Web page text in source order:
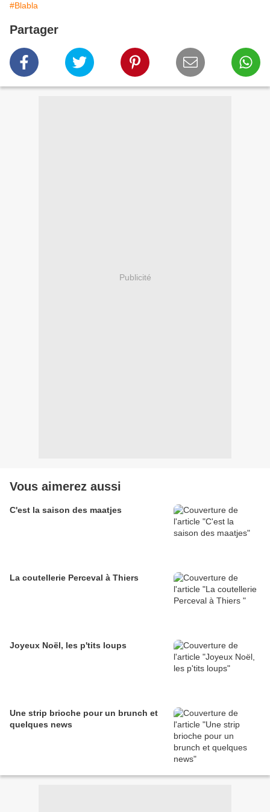
#Blabla
Partager
Publicité
Vous aimerez aussi
C'est la saison des maatjes
La coutellerie Perceval à Thiers
Joyeux Noël, les p'tits loups
Une strip brioche pour un brunch et
quelques news